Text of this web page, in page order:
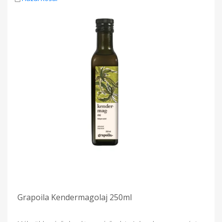
3700KJ/ 900Kcal Zsír: 100g, - amelyből telített zsírsav 20 g -
zsírsav: 54 g Szénhidrát: 0,0g - melyből cukor: 0,0g Fehérje:
0,0g Só: 0,03g Nyomokban szezámmagot, mustármagot és
dióféléket tartalmazhat. Kiszerelés 40ml és 250 ml
Grapoila Kendermagolaj 250ml